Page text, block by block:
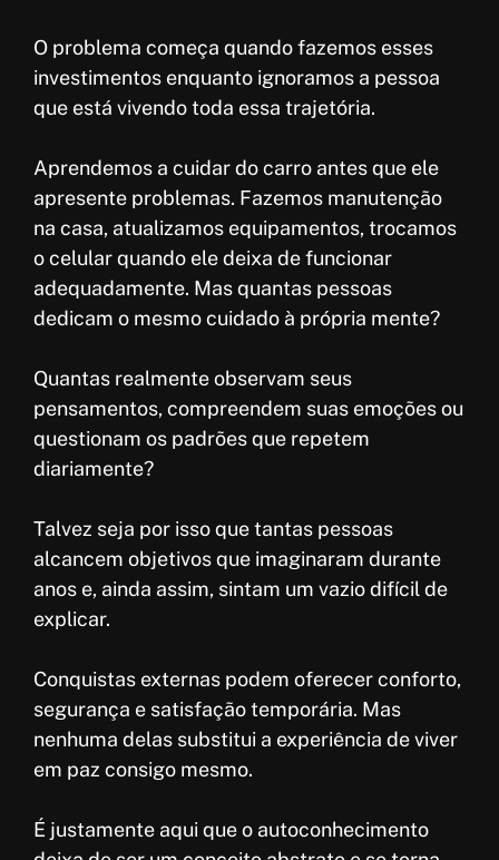
O problema começa quando fazemos esses
investimentos enquanto ignoramos a pessoa
que está vivendo toda essa trajetória.
Aprendemos a cuidar do carro antes que ele
apresente problemas. Fazemos manutenção
na casa, atualizamos equipamentos, trocamos
o celular quando ele deixa de funcionar
adequadamente. Mas quantas pessoas
dedicam o mesmo cuidado à própria mente?
Quantas realmente observam seus
pensamentos, compreendem suas emoções ou
questionam os padrões que repetem
diariamente?
Talvez seja por isso que tantas pessoas
alcancem objetivos que imaginaram durante
anos e, ainda assim, sintam um vazio difícil de
explicar.
Conquistas externas podem oferecer conforto,
segurança e satisfação temporária. Mas
nenhuma delas substitui a experiência de viver
em paz consigo mesmo.
É justamente aqui que o autoconhecimento